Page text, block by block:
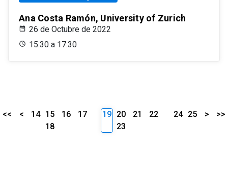
Ana Costa Ramón, University of Zurich
26 de Octubre de 2022
15:30 a 17:30
<< < 14 15 16
17
18
19 20 21
22
23
24 25 > >>